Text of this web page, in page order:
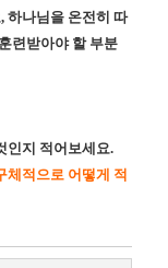
,하나님을 온전히 따
련받아야 할 부분
인지 적어보세요.
체적으로 어떻게 적